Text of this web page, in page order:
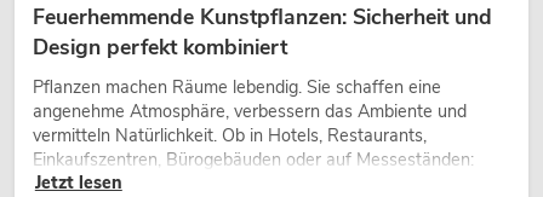
Feuerhemmende Kunstpflanzen: Sicherheit und
Design perfekt kombiniert
Pflanzen machen Räume lebendig. Sie schaffen eine
angenehme Atmosphäre, verbessern das Ambiente und
vermitteln Natürlichkeit. Ob in Hotels, Restaurants,
Einkaufszentren, Bürogebäuden oder auf Messeständen:
eine hochwertige Begrünung gehört heute längst zum
Jetzt lesen